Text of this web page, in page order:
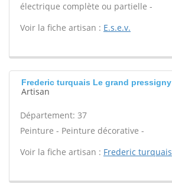
électrique complète ou partielle -
Voir la fiche artisan : E.s.e.v.
Frederic turquais Le grand pressigny
Artisan
Département: 37
Peinture - Peinture décorative -
Voir la fiche artisan : Frederic turquais